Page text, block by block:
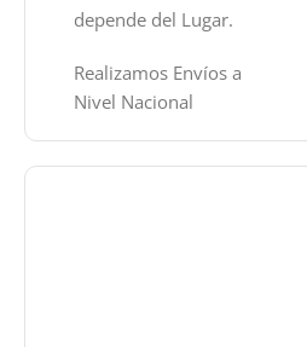
depende del Lugar.
Realizamos Envíos a
Nivel Nacional